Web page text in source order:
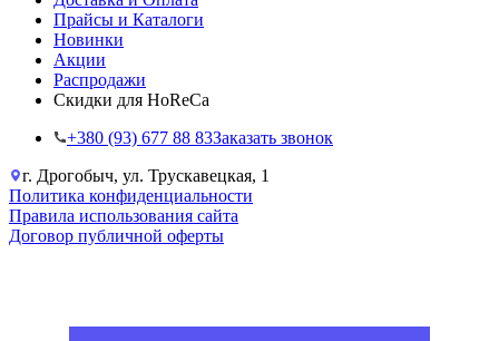
Прайсы и Каталоги
Новинки
Акции
Распродажи
Скидки для HoReCa
+38‎0 (93) 677 88 83Заказать звонок
г. Дрогобыч, ул. Трускавецкая, 1
Политика конфиденциальности
Правила использования сайта
Договор публичной оферты